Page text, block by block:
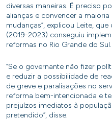
diversas maneiras. É preciso
alianças e convencer a
mudanças”, explicou Leite,
(2019-2023) conseguiu
reformas no Rio Grande do Sul.
“Se o governante não fizer
e reduzir a possibilidade de
de greve e paralisações no
reforma bem-intencionada e
prejuízos imediatos à
pretendido”, disse.